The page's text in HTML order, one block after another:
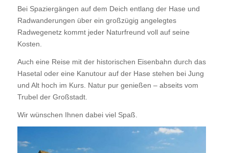
Bei Spaziergängen auf dem Deich entlang der Hase und
Radwanderungen über ein großzügig angelegtes
Radwegenetz kommt jeder Naturfreund voll auf seine
Kosten.
Auch eine Reise mit der historischen Eisenbahn durch das
Hasetal oder eine Kanutour auf der Hase stehen bei Jung
und Alt hoch im Kurs. Natur pur genießen – abseits vom
Trubel der Großstadt.
Wir wünschen Ihnen dabei viel Spaß.